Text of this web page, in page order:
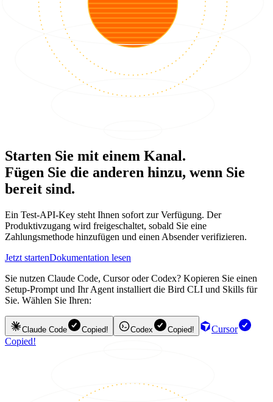
Starten Sie mit einem Kanal.
Fügen Sie die anderen hinzu, wenn Sie
bereit sind.
Ein Test-API-Key steht Ihnen sofort zur Verfügung. Der
Produktivzugang wird freigeschaltet, sobald Sie eine
Zahlungsmethode hinzufügen und einen Absender verifizieren.
Jetzt startenDokumentation lesen
Sie nutzen Claude Code, Cursor oder Codex? Kopieren Sie einen
Setup-Prompt und Ihr Agent installiert die Bird CLI und Skills für
Sie. Wählen Sie Ihren:
Claude Code Copied! Codex Copied!
Cursor
Copied!